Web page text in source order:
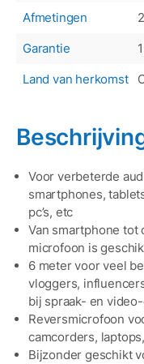
Afmetingen
Garantie
Land van herkomst
Voor verbeterde
smartphones,
pc’s, etc
Van smartphone tot
microfoon is
6 meter voor veel
vloggers,
bij spraak- en
Reversmicrofoon
camcorders,
Bijzonder geschikt